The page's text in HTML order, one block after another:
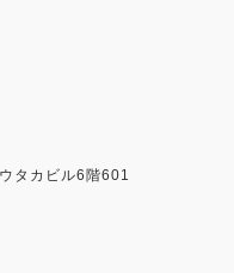
タカビル6階601